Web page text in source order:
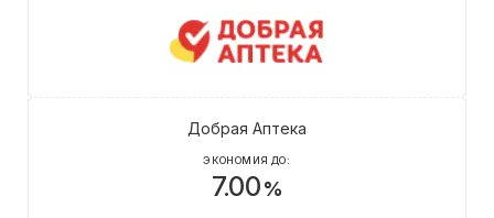
Добрая Аптека
ЭКОНОМИЯ ДО:
7.00%